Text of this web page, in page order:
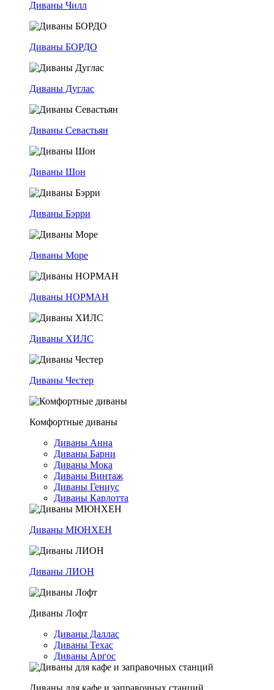
Диваны Чилл
Диваны БОРДО
Диваны Дуглас
Диваны Севастьян
Диваны Шон
Диваны Бэрри
Диваны Море
Диваны НОРМАН
Диваны ХИЛС
Диваны Честер
Комфортные диваны
Диваны Анна
Диваны Барни
Диваны Мока
Диваны Винтаж
Диваны Гениус
Диваны Карлотта
Диваны МЮНХЕН
Диваны ЛИОН
Диваны Лофт
Диваны Даллас
Диваны Техас
Диваны Аргос
Диваны для кафе и заправочных станций